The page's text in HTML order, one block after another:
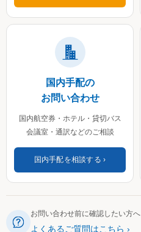
国内手配の
お問い合わせ
国内航空券・ホテル・貸切バス
会議室・通訳などのご相談
国内手配を相談する
お問い合わせ前に確認したい方へ
よくあるご質問はこちら